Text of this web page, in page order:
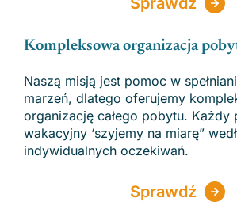
Kompleksowa organizacja
Naszą misją jest pomoc w
marzeń, dlatego oferujemy
organizację całego pobytu. Każdy
wakacyjny ‘szyjemy na miarę”
indywidualnych oczekiwań.
Sprawdź